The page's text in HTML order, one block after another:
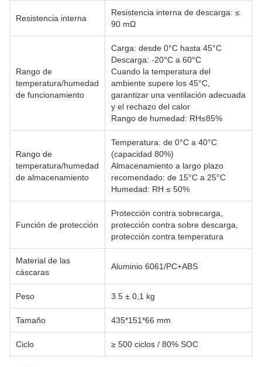
Resistencia interna
Resistencia interna de descarga: ≤
90 mΩ
Rango de
temperatura/humedad
de funcionamiento
Carga: desde 0°C hasta 45°C
Descarga: -20°C a 60°C
Cuando la temperatura del
ambiente supere los 45°C,
garantizar una ventilación adecuada
y el rechazo del calor
Rango de humedad: RH≤85%
Rango de
temperatura/humedad
de almacenamiento
Temperatura: de 0°C a 40°C
(capacidad 80%)
Almacenamiento a largo plazo
recomendado: de 15°C a 25°C
Humedad: RH ≤ 50%
Función de protección
Protección contra sobrecarga,
protección contra sobre descarga,
protección contra temperatura
Material de las
cáscaras
Aluminio 6061/PC+ABS
Peso 3.5 ± 0,1 kg
Tamaño 435*151*66 mm
Ciclo ≥ 500 ciclos / 80% SOC